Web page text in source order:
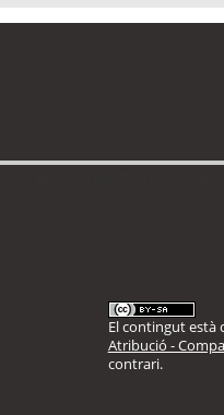
El contingut està
Atribució -
contrari.